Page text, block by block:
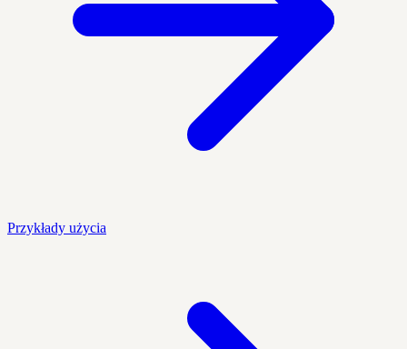
Przykłady użycia